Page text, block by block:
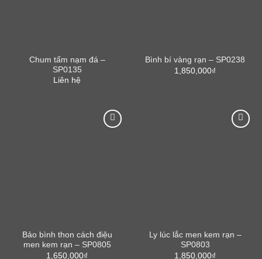
Chum tấm nạm đá –
SP0135
Liên hệ
Bình bí vàng rạn – SP0238
1,850,000₫
Bảo bình thon cách điệu
men kem rạn – SP0805
1,650,000₫
Ly lúc lắc men kem rạn –
SP0803
1,850,000₫